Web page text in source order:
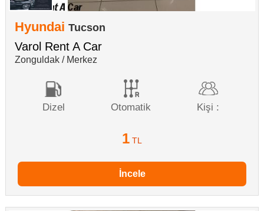
Hyundai Tucson
Varol Rent A Car
Zonguldak / Merkez
Dizel Otomatik Kişi :
1 TL
İncele